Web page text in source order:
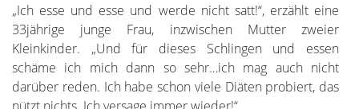
„Ich esse und esse und werde nicht satt!“, erzählt eine
33jährige junge Frau, inzwischen Mutter zweier
Kleinkinder. „Und für dieses Schlingen und essen
schäme ich mich dann so sehr…ich mag auch nicht
darüber reden. Ich habe schon viele Diäten probiert, das
nützt nichts. Ich versage immer wieder!“